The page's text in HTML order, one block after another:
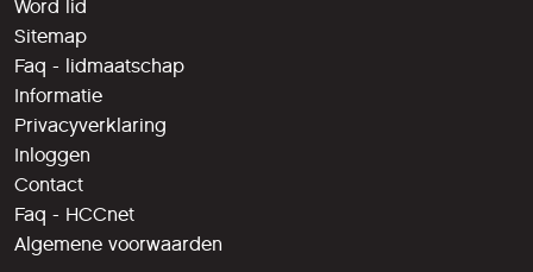
Word lid
Sitemap
Faq - lidmaatschap
Informatie
Privacyverklaring
Inloggen
Contact
Faq - HCCnet
Algemene voorwaarden